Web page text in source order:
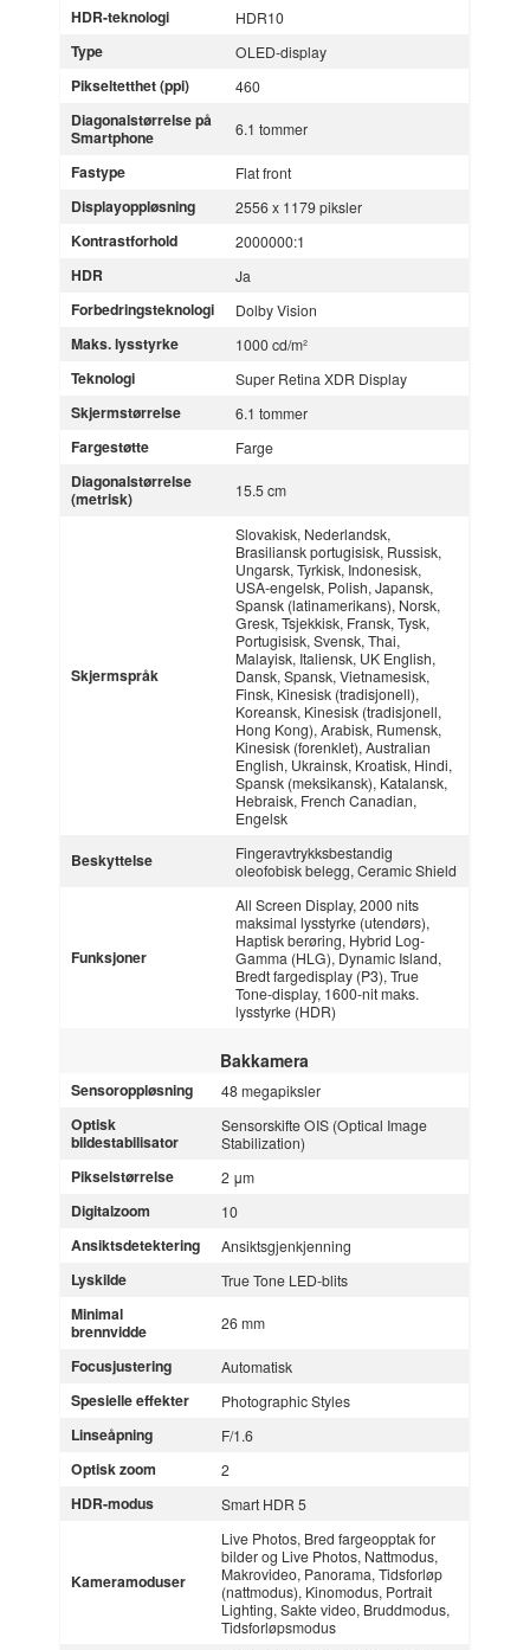
HDR-teknologi HDR10
Type OLED-display
Pikseltetthet (ppi) 460
Diagonalstørrelse på
Smartphone
6.1 tommer
Fastype Flat front
Displayoppløsning 2556 x 1179 piksler
Kontrastforhold 2000000:1
HDR Ja
Forbedringsteknologi Dolby Vision
Maks. lysstyrke 1000 cd/m²
Teknologi Super Retina XDR Display
Skjermstørrelse 6.1 tommer
Fargestøtte Farge
Diagonalstørrelse
(metrisk)
15.5 cm
Skjermspråk
Slovakisk, Nederlandsk,
Brasiliansk portugisisk, Russisk,
Ungarsk, Tyrkisk, Indonesisk,
USA-engelsk, Polish, Japansk,
Spansk (latinamerikans), Norsk,
Gresk, Tsjekkisk, Fransk, Tysk,
Portugisisk, Svensk, Thai,
Malayisk, Italiensk, UK English,
Dansk, Spansk, Vietnamesisk,
Finsk, Kinesisk (tradisjonell),
Koreansk, Kinesisk (tradisjonell,
Hong Kong), Arabisk, Rumensk,
Kinesisk (forenklet), Australian
English, Ukrainsk, Kroatisk, Hindi,
Spansk (meksikansk), Katalansk,
Hebraisk, French Canadian,
Engelsk
Beskyttelse
Fingeravtrykksbestandig
oleofobisk belegg, Ceramic Shield
Funksjoner
All Screen Display, 2000 nits
maksimal lysstyrke (utendørs),
Haptisk berøring, Hybrid Log-
Gamma (HLG), Dynamic Island,
Bredt fargedisplay (P3), True
Tone-display, 1600-nit maks.
lysstyrke (HDR)
Bakkamera
Sensoroppløsning 48 megapiksler
Optisk
bildestabilisator
Sensorskifte OIS (Optical Image
Stabilization)
Pikselstørrelse 2 μm
Digitalzoom 10
Ansiktsdetektering Ansiktsgjenkjenning
Lyskilde True Tone LED-blits
Minimal
brennvidde
26 mm
Focusjustering Automatisk
Spesielle effekter Photographic Styles
Linseåpning F/1.6
Optisk zoom 2
HDR-modus Smart HDR 5
Kameramoduser
Live Photos, Bred fargeopptak for
bilder og Live Photos, Nattmodus,
Makrovideo, Panorama, Tidsforløp
(nattmodus), Kinomodus, Portrait
Lighting, Sakte video, Bruddmodus,
Tidsforløpsmodus